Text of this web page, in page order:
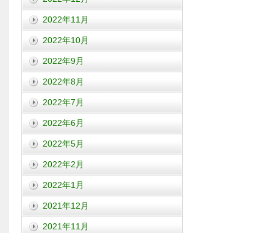
2022年11月
2022年10月
2022年9月
2022年8月
2022年7月
2022年6月
2022年5月
2022年2月
2022年1月
2021年12月
2021年11月